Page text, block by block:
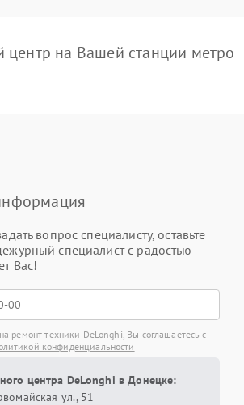
на Вашей станции метро
вопрос специалисту, оставьте
специалист с радостью
Вас!
ремонт техники DeLonghi, Вы соглашаетесь с
конфиденциальности
центра DeLonghi в Донецке:
ул., 51